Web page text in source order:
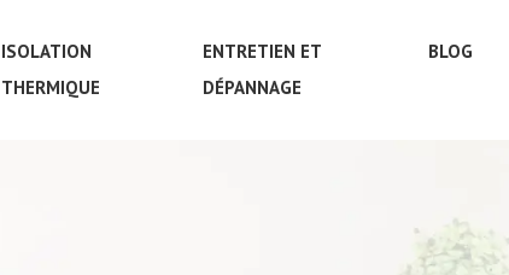
ISOLATION
THERMIQUE
ENTRETIEN ET
DÉPANNAGE
BLOG